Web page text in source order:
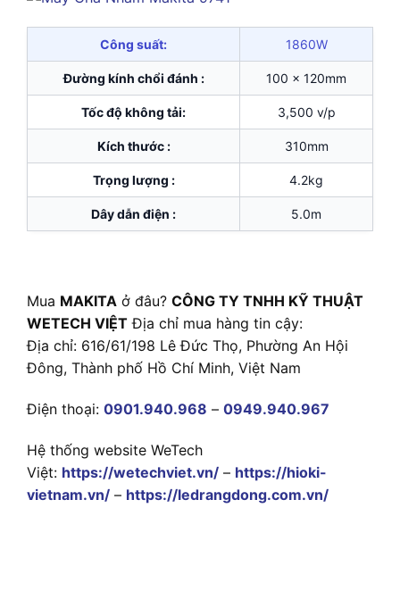
Công suất: 1860W
Đường kính chổi đánh : 100 x 120mm
Tốc độ không tải: 3,500 v/p
Kích thước : 310mm
Trọng lượng : 4.2kg
Dây dẫn điện : 5.0m
Mua MAKITA ở đâu? CÔNG TY TNHH KỸ THUẬT
WETECH VIỆT Địa chỉ mua hàng tin cậy:
Địa chỉ: 616/61/198 Lê Đức Thọ, Phường An Hội
Đông, Thành phố Hồ Chí Minh, Việt Nam
Điện thoại: 0901.940.968 – 0949.940.967
Hệ thống website WeTech
Việt: https://wetechviet.vn/ – https://hioki-
vietnam.vn/ – https://ledrangdong.com.vn/